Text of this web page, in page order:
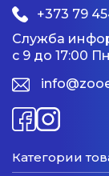
+373 79
Служба
с 9 до 17:00
Категории